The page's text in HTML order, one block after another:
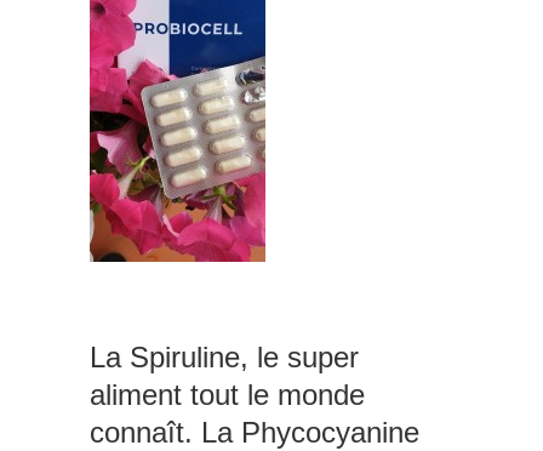
La Spiruline, le super
aliment tout le monde
connaît. La Phycocyanine